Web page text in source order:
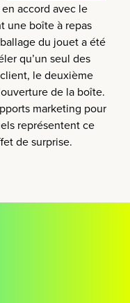
accord avec le
une boîte à repas
du jouet a été
qu’un seul des
le deuxième
de la boîte.
marketing pour
représentent ce
de surprise.